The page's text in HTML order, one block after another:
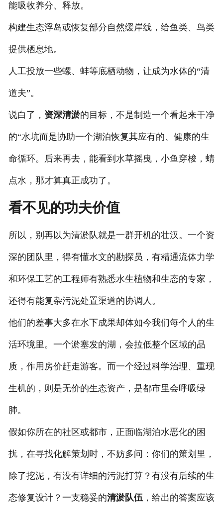
能吸收养分、释放。
构建生态浮岛或恢复部分自然缓岸线，给鱼类、鸟类
提供栖息地。
人工投放一些螺、蚌等底栖动物，让成为水体的“清
道夫”。
说白了， 资深清淤的目标，不是制造一个看起来干净
的“水坑而是协助一个湖泊恢复其应有的、健康的生
命循环。后来再去，能看到水草摇曳，小鱼穿梭，蜻
点水，那才算真正成功了。
看不见的功夫价值
所以，别再以为清淤队就是一群开机的壮汉。一个资
深的团队里，得有懂水文的勘探员，有精通流体力学
和环保工艺的工程师有熟悉水生植物和生态的专家，
还得有能复杂污泥处置渠道的协调人。
他们的差事大多在水下成果却体如今我们每个人的生
活环境里。一个淤塞发的湖，会拉低整个区域的品
质，作用房价赶走游客。而一个经过科学治理、重现
生机的，则是无价的生态资产，是都市里会呼吸绿
肺。
假如你所在的社区或都市，正面临湖泊水恶化的困
扰，在寻找化解策划时，不妨多问：你们的策划里，
除了挖泥，有没有详细的污泥打算？有没有后续的生
态修复设计？一支稳妥的清淤队伍，给出的答案应该